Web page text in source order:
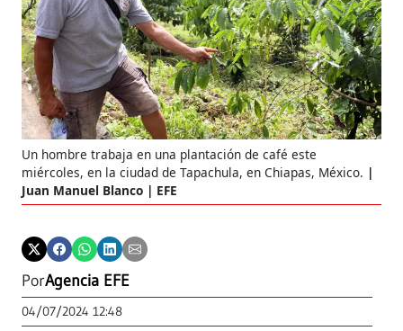
Un hombre trabaja en una plantación de café este
miércoles, en la ciudad de Tapachula, en Chiapas, México.
Juan Manuel Blanco | EFE
PorAgencia EFE
04/07/2024 12:48